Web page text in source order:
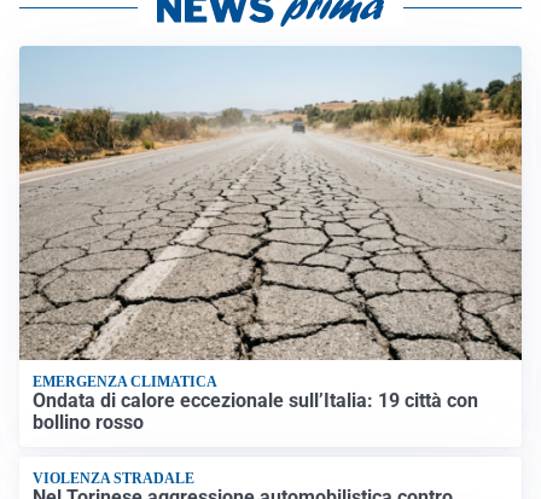
EMERGENZA CLIMATICA
Ondata di calore eccezionale sull’Italia: 19 città con
bollino rosso
VIOLENZA STRADALE